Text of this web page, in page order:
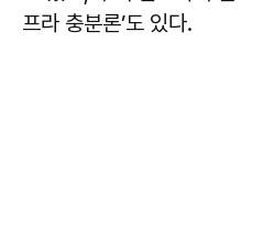
프라 충분론’도 있다.